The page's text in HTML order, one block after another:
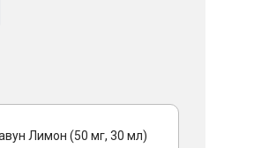
Лимон (50 мг, 30 мл)